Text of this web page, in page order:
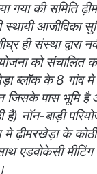
गया की समिति
स्थायी आजीविका
ही संस्था द्वारा
को संचालित
ब्लॉक के 8 गांव
जिसके पास भूमि
है) नॉन-बाड़ी
मे ढ़ीमरखेड़ा के
एडवोकेसी